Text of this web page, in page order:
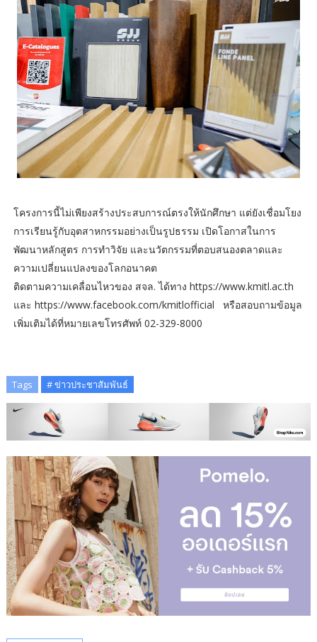
โครงการนี้ไม่เพียงสร้างประสบการณ์ตรงให้นักศึกษา แต่ยังเชื่อมโยง
การเรียนรู้กับอุตสาหกรรมอย่างเป็นรูปธรรม เปิดโอกาสในการ
พัฒนาหลักสูตร การทำวิจัย และนวัตกรรมที่ตอบสนองตลาดและ
ความเปลี่ยนแปลงของโลกอนาคต
ติดตามความเคลื่อนไหวของ สจล. ได้ทาง https://www.kmitl.ac.th
และ https://www.facebook.com/kmitlofficial หรือสอบถามข้อมูล
เพิ่มเติมได้ที่หมายเลขโทรศัพท์ 02-329-8000
Tags # ข่าวประชาสัมพันธ์